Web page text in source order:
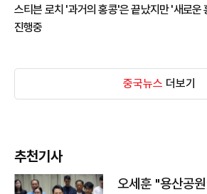
스티븐 로치 '과거의 홍콩'은 끝났지만 '새로운
진행중
중국뉴스 더보기
추천기사
오세훈 "용산공